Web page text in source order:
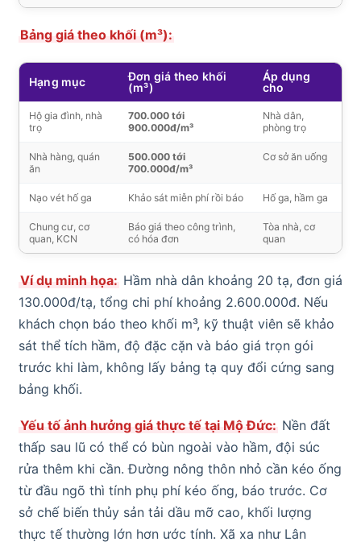
Bảng giá theo khối (m³):
Hạng mục
Đơn giá theo khối
(m³)
Áp dụng
cho
Hộ gia đình, nhà
trọ
700.000 tới
900.000đ/m³
Nhà dân,
phòng trọ
Nhà hàng, quán
ăn
500.000 tới
700.000đ/m³
Cơ sở ăn uống
Nạo vét hố ga Khảo sát miễn phí rồi báo Hố ga, hầm ga
Chung cư, cơ
quan, KCN
Báo giá theo công trình,
có hóa đơn
Tòa nhà, cơ
quan
Ví dụ minh họa: Hầm nhà dân khoảng 20 tạ, đơn giá
130.000đ/tạ, tổng chi phí khoảng 2.600.000đ. Nếu
khách chọn báo theo khối m³, kỹ thuật viên sẽ khảo
sát thể tích hầm, độ đặc cặn và báo giá trọn gói
trước khi làm, không lấy bảng tạ quy đổi cứng sang
bảng khối.
Yếu tố ảnh hưởng giá thực tế tại Mộ Đức: Nền đất
thấp sau lũ có thể có bùn ngoài vào hầm, đội súc
rửa thêm khi cần. Đường nông thôn nhỏ cần kéo ống
từ đầu ngõ thì tính phụ phí kéo ống, báo trước. Cơ
sở chế biến thủy sản tải dầu mỡ cao, khối lượng
thực tế thường lớn hơn ước tính. Xã xa như Lân